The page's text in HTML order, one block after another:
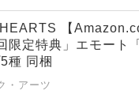
【
限定特典」エモート
種 同梱
・アーツ